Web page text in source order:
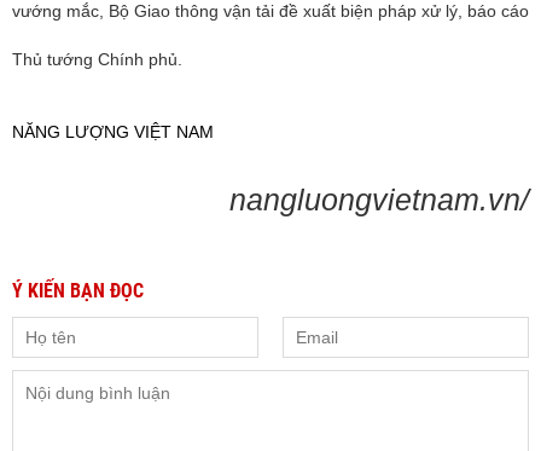
vướng mắc, Bộ Giao thông vận tải đề xuất biện pháp xử lý, báo cáo
Thủ tướng Chính phủ.
NĂNG LƯỢNG VIỆT NAM
nangluongvietnam.vn/
Ý KIẾN BẠN ĐỌC